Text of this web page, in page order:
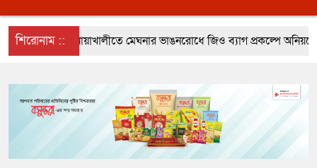
শিরোনাম ::নোয়াখালীতে মেঘনার ভাঙনরোধে জিও ব্যাগ প্রকল্পে অনিয়মের